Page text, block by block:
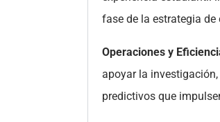
fase de la estrategia
Operaciones y
apoyar la
predictivos que